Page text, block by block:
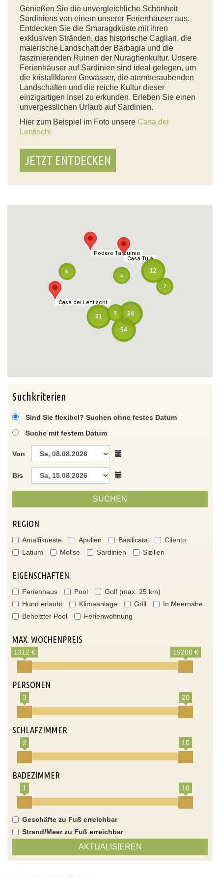
Genießen Sie die unvergleichliche Schönheit
Sardiniens von einem unserer Ferienhäuser aus.
Entdecken Sie die Smaragdküste mit ihren
exklusiven Stränden, das historische Cagliari, die
malerische Landschaft der Barbagia und die
faszinierenden Ruinen der Nuraghenkultur. Unsere
Ferienhäuser auf Sardinien sind ideal gelegen, um
die kristallklaren Gewässer, die atemberaubenden
Landschaften und die reiche Kultur dieser
einzigartigen Insel zu erkunden. Erleben Sie einen
unvergesslichen Urlaub auf Sardinien.
Hier zum Beispiel im Foto unsere Casa dei
Lentischi
JETZT ENTDECKEN
Podere Tarquinia
Casa Tuja
Casa dei Lentischi
24
7
54
6
21
5
12
Podere Tarquinia
3
Casa Tuja
Casa dei Lentischi
Suchkriterien
Sind Sie flexibel? Suchen ohne festes Datum
Suche mit festem Datum
Von
Bis
SUCHEN
REGION
Amalfikueste Apulien Basilicata
Cilento
Latium
Molise Sardinien Sizilien
EIGENSCHAFTEN
Ferienhaus Pool
Golf (max. 25 km)
Hund erlaubt
Klimaanlage Grill
In Meernähe
Beheizter Pool
Ferienwohnung
MAX. WOCHENPREIS
1312 € 19200 €
PERSONEN
3 20
SCHLAFZIMMER
2 10
BADEZIMMER
1 10
Geschäfte zu Fuß erreichbar
Strand/Meer zu Fuß erreichbar
AKTUALISIEREN